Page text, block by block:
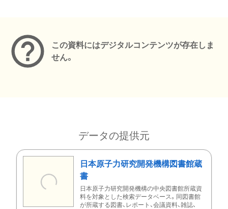
この資料にはデジタルコンテンツが存在しま
せん。
データの提供元
日本原子力研究開発機構図書館蔵
書
日本原子力研究開発機構の中央図書館所蔵資
料を対象とした検索データベース。同図書館
が所蔵する図書、レポート、会議資料、雑誌、